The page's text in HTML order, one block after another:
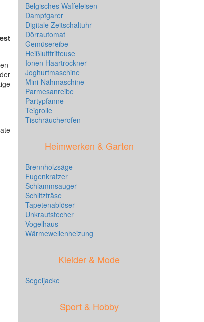
Belgisches Waffeleisen
Dampfgarer
Digitale Zeitschaltuhr
Dörrautomat
Gemüsereibe
Heißluftfritteuse
Ionen Haartrockner
Joghurtmaschine
Mini-Nähmaschine
Parmesanreibe
Partypfanne
Teigrolle
Tischräucherofen
Heimwerken & Garten
Brennholzsäge
Fugenkratzer
Schlammsauger
Schlitzfräse
Tapetenablöser
Unkrautstecher
Vogelhaus
Wärmewellenheizung
Kleider & Mode
Segeljacke
Sport & Hobby